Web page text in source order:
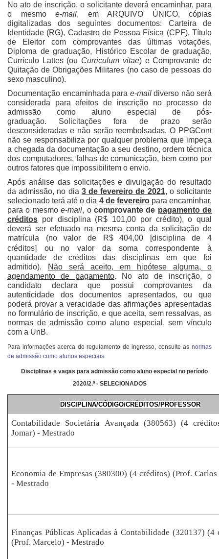
No ato de inscrição, o solicitante deverá encaminhar, para
o mesmo e-mail, em ARQUIVO ÚNICO, cópias
digitalizadas dos seguintes documentos: Carteira de
Identidade (RG), Cadastro de Pessoa Física (CPF), Título
de Eleitor com comprovantes das últimas votações,
Diploma de graduação, Histórico Escolar de graduação,
Currículo Lattes (ou Curriculum vitae) e Comprovante de
Quitação de Obrigações Militares (no caso de pessoas do
sexo masculino).
Documentação encaminhada para e-mail diverso não será
considerada para efeitos de inscrição no processo de
admissão como aluno especial de pós-
graduação. Solicitações fora de prazo serão
desconsideradas e não serão reembolsadas. O PPGCont
não se responsabiliza por qualquer problema que impeça
a chegada da documentação a seu destino, ordem técnica
dos computadores, falhas de comunicação, bem como por
outros fatores que impossibilitem o envio.
Após análise das solicitações e divulgação do resultado
da admissão, no dia 3 de fevereiro de 2021, o solicitante
selecionado terá até o dia 4 de fevereiro para encaminhar,
para o mesmoe-mail, o comprovante de pagamento de
créditos por disciplina (R$ 101,00 por crédito), o qual
deverá ser efetuado na mesma conta da solicitação de
matrícula (no valor de R$
404,00 [disciplina de 4
créditos]
ou no valor da soma correspondente à
quantidade de créditos das disciplinas em que foi
admitido).
Não será aceito, em hipótese alguma, o
agendamento de pagamento. No ato de inscrição, o
candidato declara que possui comprovantes da
autenticidade dos documentos apresentados, ou que
poderá provar a veracidade das afirmações apresentadas
no formulário de inscrição, e que aceita, sem ressalvas, as
normas de admissão como aluno especial, sem vínculo
com a UnB.
Para informações acerca do regulamento de ingresso, consulte as normas
de admissão como alunos especiais.
Disciplinas e vagas para admissão como aluno especial no período
2020/2.º- SELECIONADOS
DISCIPLINA/CÓDIGO/CRÉDITOS/PROFESSOR
Contabilidade Societária Avançada (380563) (4
Jomar) - Mestrado
Economia de Empresas (380300) (4 créditos) (Prof. Carlos
- Mestrado
Finanças Públicas Aplicadas à Contabilidade (320137) (4
(Prof. Marcelo) - Mestrado